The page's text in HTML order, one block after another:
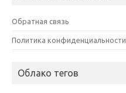
Обратная связь
Политика конфиденциальности
Облако тегов